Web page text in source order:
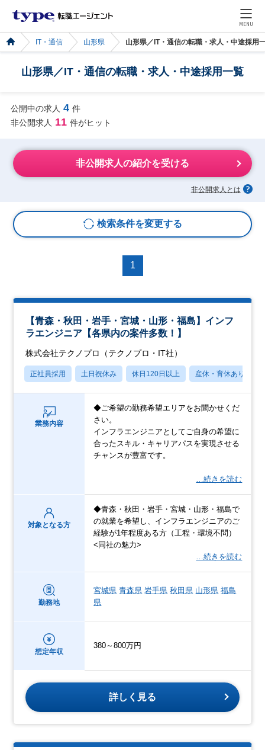
MENU
IT・通信 山形県 山形県／IT・通信の転職・求人・中途採用
山形県／IT・通信の転職・求人・中途採用一覧
公開中の求人 4 件
非公開求人 11 件がヒット
非公開求人の紹介を受ける
非公開求人とは
検索条件を変更する
1
【青森・秋田・岩手・宮城・山形・福島】インフ
ラエンジニア【各県内の案件多数！】
株式会社テクノプロ（テクノプロ・IT社）
正社員採用 土日祝休み 休日120日以上 産休・育休あり
業務内容
◆ご希望の勤務希望エリアをお聞かせくだ
さい。
インフラエンジニアとしてご自身の希望に
合ったスキル・キャリアパスを実現させる
チャンスが豊富です。
…続きを読む
対象となる方
◆青森・秋田・岩手・宮城・山形・福島で
の就業を希望し、インフラエンジニアのご
経験が1年程度ある方（工程・環境不問）
<同社の魅力>
…続きを読む
勤務地
宮城県 青森県 岩手県 秋田県 山形県 福島
県
想定年収
380～800万円
詳しく見る